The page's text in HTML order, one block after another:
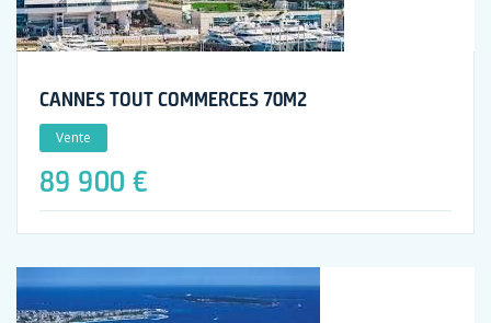
CANNES TOUT COMMERCES 70M2
Vente
89 900 €